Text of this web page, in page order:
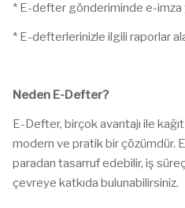
* E-defter gönderiminde e-imza
* E-defterlerinizle ilgili raporlar
Neden E-Defter?
E-Defter, birçok avantajı ile
modern ve pratik bir çözümdür.
paradan tasarruf edebilir, iş
çevreye katkıda bulunabilirsiniz.